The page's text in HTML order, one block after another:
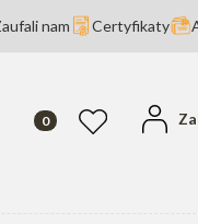
nam Certyfikaty
Produkty w koszyku: 0.
Ulubione